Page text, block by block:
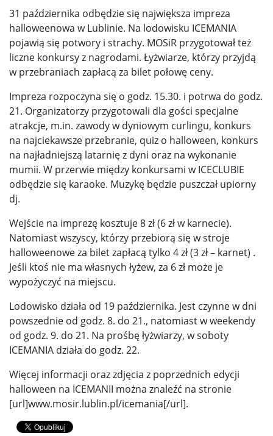
31 października odbędzie się największa impreza
halloweenowa w Lublinie. Na lodowisku ICEMANIA
pojawią się potwory i strachy. MOSiR przygotował też
liczne konkursy z nagrodami. Łyżwiarze, którzy przyjdą
w przebraniach zapłacą za bilet połowę ceny.
Impreza rozpoczyna się o godz. 15.30. i potrwa do godz.
21. Organizatorzy przygotowali dla gości specjalne
atrakcje, m.in. zawody w dyniowym curlingu, konkurs
na najciekawsze przebranie, quiz o halloween, konkurs
na najładniejszą latarnię z dyni oraz na wykonanie
mumii. W przerwie między konkursami w ICECLUBIE
odbędzie się karaoke. Muzykę będzie puszczał upiorny
dj.
Wejście na imprezę kosztuje 8 zł (6 zł w karnecie).
Natomiast wszyscy, którzy przebiorą się w stroje
halloweenowe za bilet zapłacą tylko 4 zł (3 zł – karnet) .
Jeśli ktoś nie ma własnych łyżew, za 6 zł może je
wypożyczyć na miejscu.
Lodowisko działa od 19 października. Jest czynne w dni
powszednie od godz. 8. do 21., natomiast w weekendy
od godz. 9. do 21. Na prośbę łyżwiarzy, w soboty
ICEMANIA działa do godz. 22.
Więcej informacji oraz zdjęcia z poprzednich edycji
halloween na ICEMANII można znaleźć na stronie
[url]www.mosir.lublin.pl/icemania[/url].